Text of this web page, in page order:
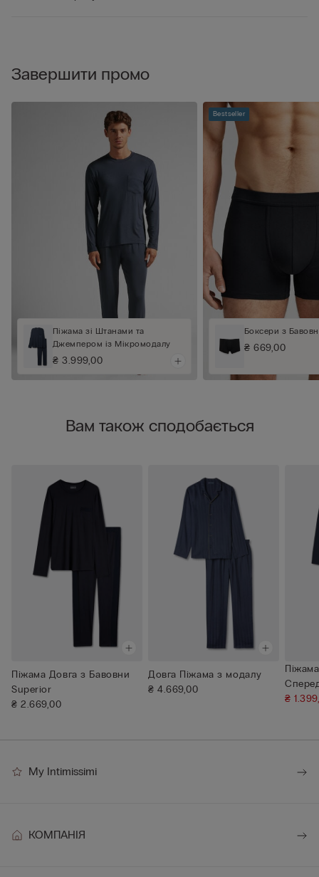
Завершити промо
Піжама зі Штанами та
Джемпером із Мікромодалу
₴ 3.999,00
Bestseller
Боксери з
₴ 669,00
Вам також сподобається
Піжама Довга з Бавовни
Superior
₴ 2.669,00
Довга Піжама з модалу
₴ 4.669,00
₴
My Intimissimi
КОМПАНІЯ